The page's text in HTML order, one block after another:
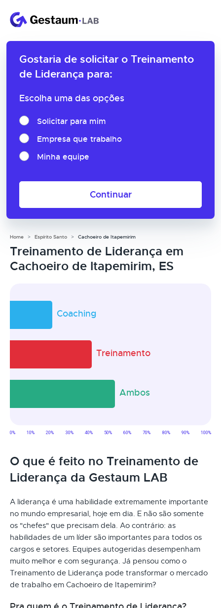
Gostaria de solicitar o Treinamento
de Liderança para:
Escolha uma das opções
Solicitar para mim
Empresa que trabalho
Minha equipe
Continuar
Home Espírito Santo Cachoeiro de Itapemirim
Treinamento de Liderança em
Cachoeiro de Itapemirim, ES
O que é feito no Treinamento de
Liderança da Gestaum LAB
A liderança é uma habilidade extremamente importante
no mundo empresarial, hoje em dia. E não são somente
os "chefes" que precisam dela. Ao contrário: as
habilidades de um líder são importantes para todos os
cargos e setores. Equipes autogeridas desempenham
muito melhor e com segurança. Já pensou como o
Treinamento de Liderança pode transformar o mercado
de trabalho em Cachoeiro de Itapemirim?